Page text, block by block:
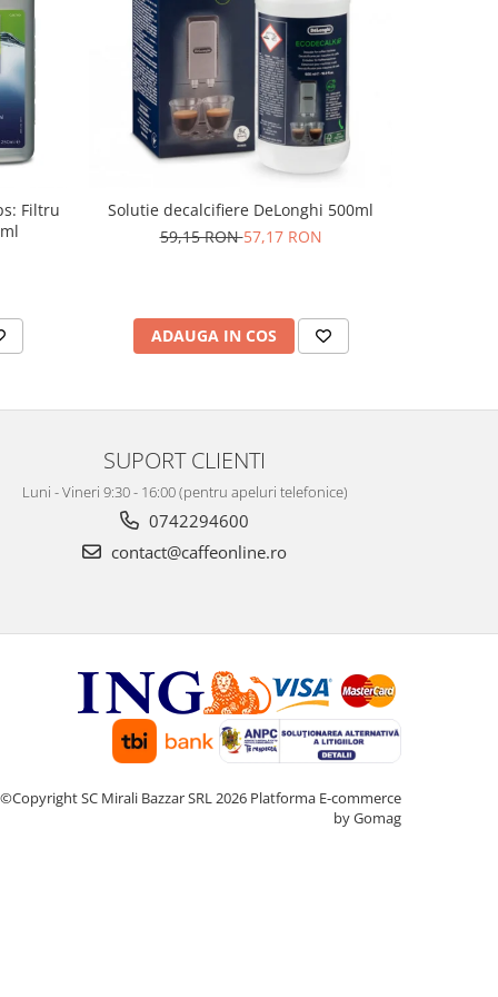
Filtru
Solutie decalcifiere DeLonghi 500ml
59,15 RON57,17 RON
ADAUGA IN COS
SUPORT CLIENTI
Luni - Vineri 9:30 - 16:00 (pentru apeluri telefonice)
0742294600
contact@caffeonline.ro
©Copyright SC Mirali Bazzar SRL 2026 Platforma E-commerce
by Gomag